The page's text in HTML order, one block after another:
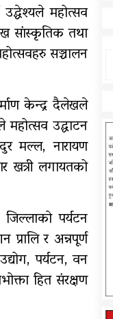
महोत्सव
सांस्कृतिक तथा
सञ्चालन
केन्द्र दैलेखले
उद्घाटन
मल्ल, नारायण
खत्री लगायतको
पर्यटन
र अन्नपूर्ण
पर्यटन, वन
हित संरक्षण